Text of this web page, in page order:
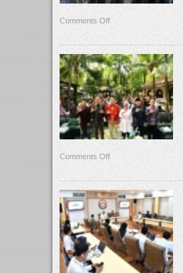
Comments Off
Comments Off